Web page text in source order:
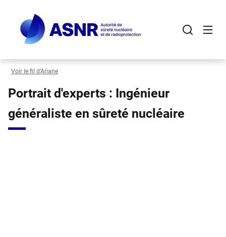
contenu
principal
Voir le fil d’Ariane
Portrait d'experts : Ingénieur
généraliste en sûreté nucléaire